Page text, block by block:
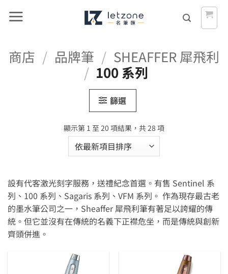
商店 / 品牌筆 / SHEAFFER 犀飛利
/ 100 系列
篩選
顯示第 1 至 20 項結果，共 28 項依
排
序
設有代客激光刻字服務，送禮紀念首選。有售 Sentinel 系
列、100 系列、Sagaris 系列、VFM 系列。 作為現存最古老
的墨水筆公司之一，Sheaffer 犀飛利筆有著足以誇耀的傳
統。但它並沒有在傳統的名義下正襟危坐，而是傳統與創新
齊頭併進。